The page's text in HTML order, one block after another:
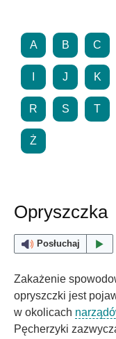
A B C
J K
R S T
Ż
Opryszczka
Posłuchaj
Zakażenie
opryszczki jest
w okolicach
Pęcherzyki